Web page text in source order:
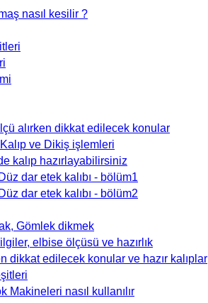
nasıl kesilir ?
alırken dikkat edilecek konular
ve Dikiş işlemleri
kalıp hazırlayabilirsiniz
dar etek kalıbı - bölüm1
dar etek kalıbı - bölüm2
Gömlek dikmek
elbise ölçüsü ve hazırlık
dikkat edilecek konular ve hazır kalıplar
Makineleri nasıl kullanılır